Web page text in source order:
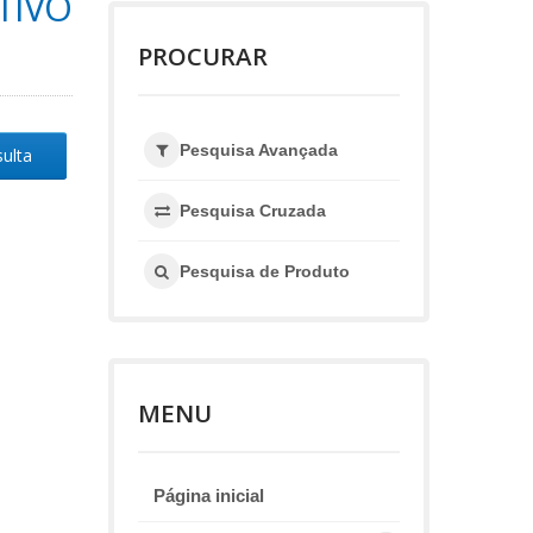
PROCURAR
Pesquisa Avançada
Pesquisa Cruzada
Pesquisa de Produto
MENU
Página inicial